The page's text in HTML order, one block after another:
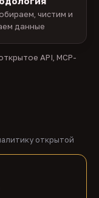
чистим и
данные
API, MCP-
открытой